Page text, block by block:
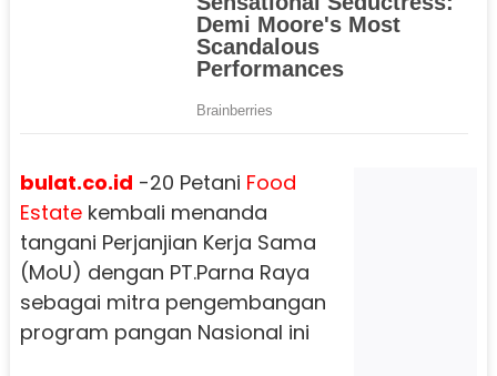
bulat.co.id -20 Petani Food
Estatekembali menanda
tangani Perjanjian Kerja Sama
(MoU) dengan PT.Parna Raya
sebagai mitra pengembangan
program pangan Nasional ini